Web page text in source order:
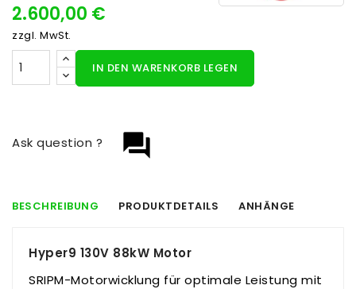
2.600,00 €
zzgl. MwSt.
IN DEN WARENKORB LEGEN
question_answer
Ask question ?
BESCHREIBUNG PRODUKTDETAILS ANHÄNGE
Hyper9 130V 88kW Motor
SRIPM-Motorwicklung für optimale Leistung mit